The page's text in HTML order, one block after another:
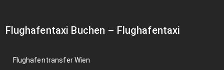
Flughafentaxi Buchen – Flughafentaxi
Flughafentransfer Wien